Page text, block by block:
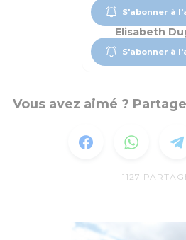
S'abonner à
Elisabeth
S'abonner à
Vous avez aimé ?
1127